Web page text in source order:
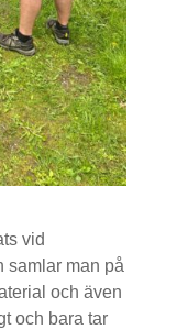
vid
samlar man på
och även
och bara tar